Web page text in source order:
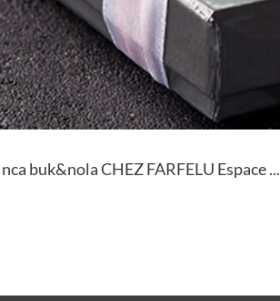
buk&nola CHEZ FARFELU Espace ...